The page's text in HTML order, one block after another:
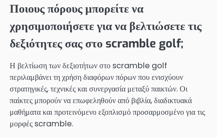
Ποιους πόρους μπορείτε να
χρησιμοποιήσετε για να βελτιώσετε τις
δεξιότητες σας στο scramble golf;
Η βελτίωση των δεξιοτήτων στο scramble golf
περιλαμβάνει τη χρήση διαφόρων πόρων που ενισχύουν
στρατηγικές, τεχνικές και συνεργασία μεταξύ παικτών. Οι
παίκτες μπορούν να επωφεληθούν από βιβλία, διαδικτυακά
μαθήματα και προτεινόμενο εξοπλισμό προσαρμοσμένο για τις
μορφές scramble.